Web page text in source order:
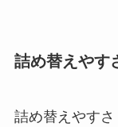
詰め替えやす
詰め替えやす